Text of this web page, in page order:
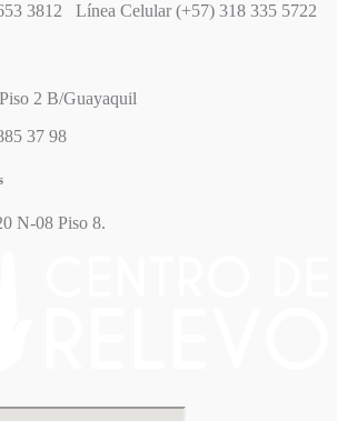
3812 Línea Celular (+57) 318 335 5722
2 B/Guayaquil
37 98
N-08 Piso 8.